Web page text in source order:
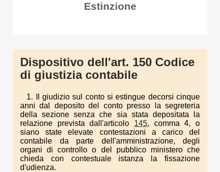
Estinzione
Dispositivo dell'art. 150 Codice
di giustizia contabile
1. Il giudizio sul conto si estingue decorsi cinque
anni dal deposito del conto presso la segreteria
della sezione senza che sia stata depositata la
relazione prevista dall'articolo 145, comma 4, o
siano state elevate contestazioni a carico del
contabile da parte dell'amministrazione, degli
organi di controllo o del pubblico ministero che
chieda con contestuale istanza la fissazione
d'udienza.